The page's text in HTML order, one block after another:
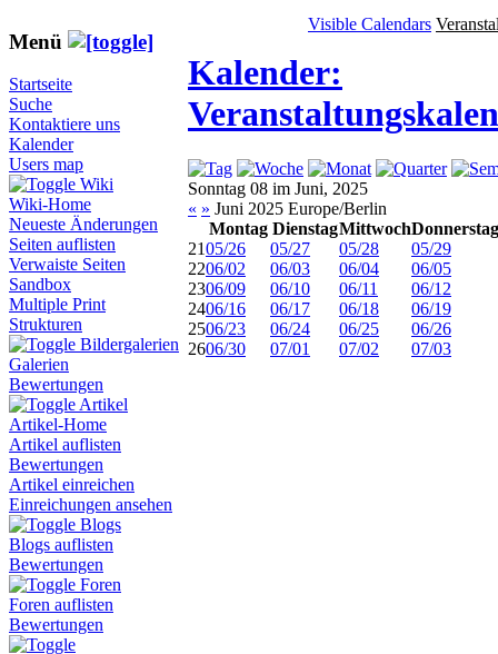
Menü
Startseite
Suche
Kontaktiere uns
Kalender
Users map
Wiki
Wiki-Home
Neueste Änderungen
Seiten auflisten
Verwaiste Seiten
Sandbox
Multiple Print
Strukturen
Bildergalerien
Galerien
Bewertungen
Artikel
Artikel-Home
Artikel auflisten
Bewertungen
Artikel einreichen
Einreichungen ansehen
Blogs
Blogs auflisten
Bewertungen
Foren
Foren auflisten
Bewertungen
Visible Calendars
Kalender:
Sonntag 08 im Juni, 2025
« » Juni 2025 Europe/Berlin
Montag DienstagMittwochDonnerstag
2105/26 05/27 05/28
05/29
2206/02 06/03 06/04
06/05
2306/09 06/10 06/11
06/12
2406/16 06/17 06/18
06/19
2506/23 06/24 06/25
06/26
2606/30 07/01 07/02 07/03